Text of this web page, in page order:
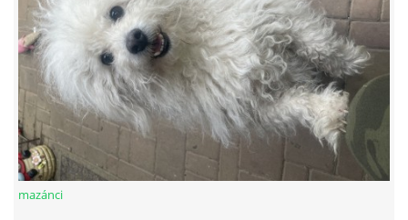
mazánci